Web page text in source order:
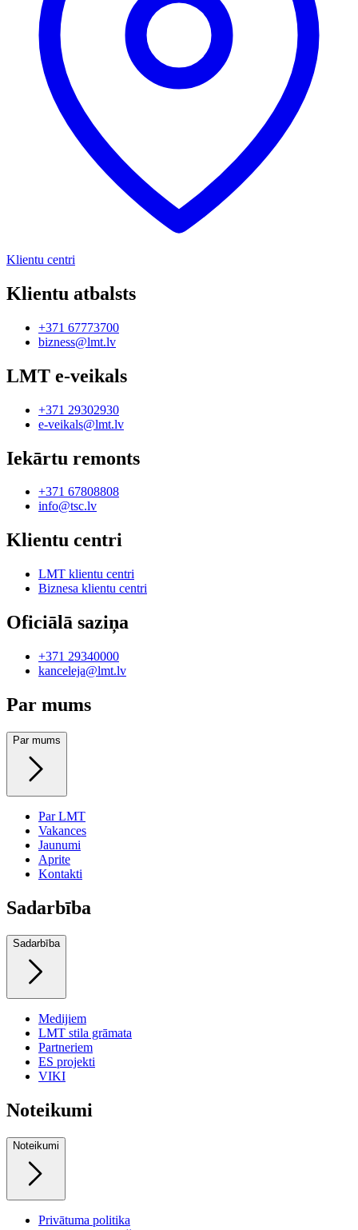
Klientu centri
Klientu atbalsts
+371 67773700
bizness@lmt.lv
LMT e-veikals
+371 29302930
e-veikals@lmt.lv
Iekārtu remonts
+371 67808808
info@tsc.lv
Klientu centri
LMT klientu centri
Biznesa klientu centri
Oficiālā saziņa
+371 29340000
kanceleja@lmt.lv
Par mums
Par mums
Par LMT
Vakances
Jaunumi
Aprite
Kontakti
Sadarbība
Sadarbība
Medijiem
LMT stila grāmata
Partneriem
ES projekti
VIKI
Noteikumi
Noteikumi
Privātuma politika